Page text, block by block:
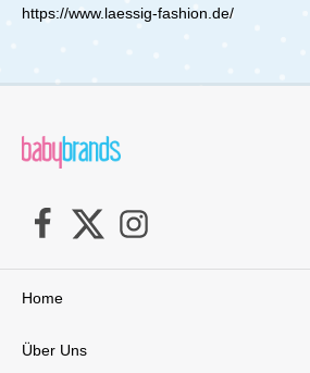
https://www.laessig-fashion.de/
Home
Über Uns